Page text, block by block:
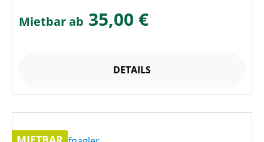
Mietbar ab 35,00 €
DETAILS